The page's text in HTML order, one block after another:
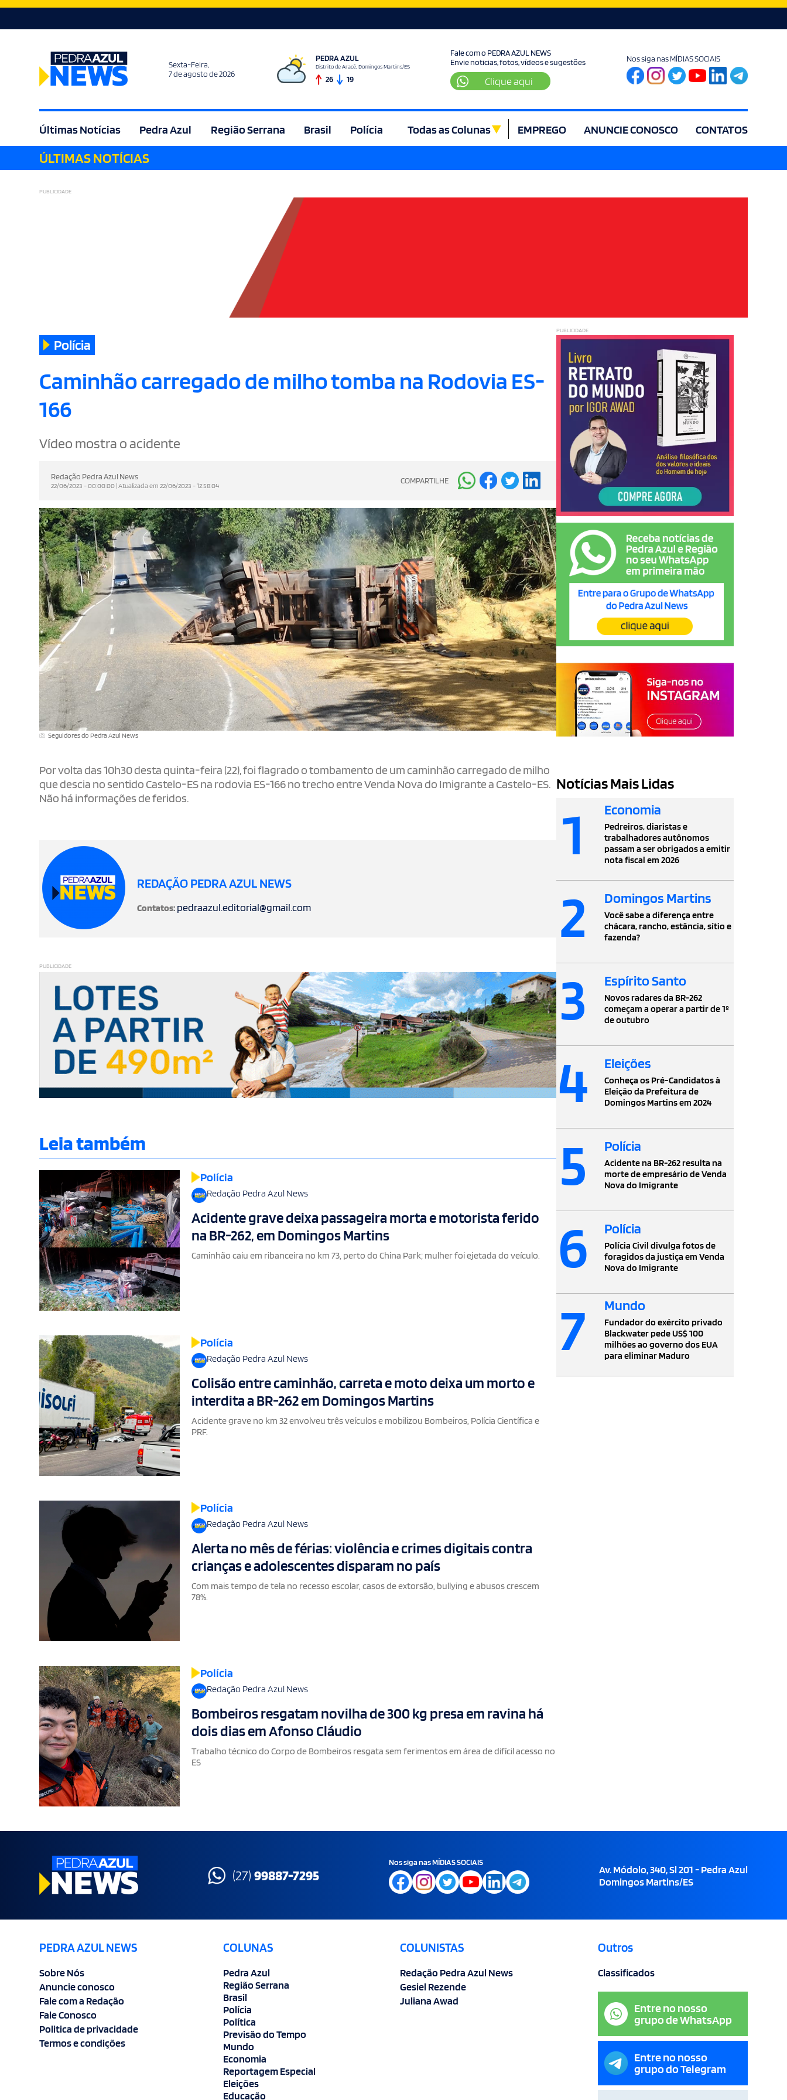
Sexta-Feira,
7 de agosto de 2026
PEDRA AZUL
Distrito de Aracê, Domingos Martins/ES
26 19
Fale com o PEDRA AZUL NEWS
Envie noticias, fotos, vídeos e sugestões
Clique aqui
Nos siga nas MÍDIAS SOCIAIS
Últimas Notícias Pedra Azul Região Serrana Brasil Polícia Todas as Colunas
Agricultura
EMPREGO ANUNCIE CONOSCO CONTATOS
ÚLTIMAS NOTÍCIAS
PUBLICIDADE
Polícia
Caminhão carregado de milho tomba na Rodovia ES-
166
Vídeo mostra o acidente
Redação Pedra Azul News
22/06/2023 - 00:00:00 | Atualizada em 22/06/2023 - 12:58:04 COMPARTILHE
Seguidores do Pedra Azul News
Por volta das 10h30 desta quinta-feira (22), foi flagrado o tombamento de um caminhão carregado de milho
que descia no sentido Castelo-ES na rodovia ES-166 no trecho entre Venda Nova do Imigrante a Castelo-ES.
Não há informações de feridos.
REDAÇÃO PEDRA AZUL NEWS
Contatos: pedraazul.editorial@gmail.com
PUBLICIDADE
Leia também
Polícia
Redação Pedra Azul News
Acidente grave deixa passageira morta e motorista ferido
na BR-262, em Domingos Martins
Caminhão caiu em ribanceira no km 73, perto do China Park; mulher foi ejetada do veículo.
Polícia
Redação Pedra Azul News
Colisão entre caminhão, carreta e moto deixa um morto e
interdita a BR-262 em Domingos Martins
Acidente grave no km 32 envolveu três veículos e mobilizou Bombeiros, Polícia Científica e
PRF.
Polícia
Redação Pedra Azul News
Alerta no mês de férias: violência e crimes digitais contra
crianças e adolescentes disparam no país
Com mais tempo de tela no recesso escolar, casos de extorsão, bullying e abusos crescem
78%.
Polícia
Redação Pedra Azul News
Bombeiros resgatam novilha de 300 kg presa em ravina há
dois dias em Afonso Cláudio
Trabalho técnico do Corpo de Bombeiros resgata sem ferimentos em área de difícil acesso no
ES
PUBLICIDADE
Notícias Mais Lidas
1 Economia
Pedreiros, diaristas e
trabalhadores autônomos
passam a ser obrigados a emitir
nota fiscal em 2026
2 Domingos Martins
Você sabe a diferença entre
chácara, rancho, estância, sítio e
fazenda?
3 Espírito Santo
Novos radares da BR-262
começam a operar a partir de 1º
de outubro
4 Eleições
Conheça os Pré-Candidatos à
Eleição da Prefeitura de
Domingos Martins em 2024
5 Polícia
Acidente na BR-262 resulta na
morte de empresário de Venda
Nova do Imigrante
6 Polícia
Polícia Civil divulga fotos de
foragidos da justiça em Venda
Nova do Imigrante
7 Mundo
Fundador do exército privado
Blackwater pede US$ 100
milhões ao governo dos EUA
para eliminar Maduro
(27) 99887-7295
Nos siga nas MÍDIAS SOCIAIS
Av. Módolo, 340, Sl 201 - Pedra Azul
Domingos Martins/ES
PEDRA AZUL NEWS
Sobre Nós
Anuncie conosco
Fale com a Redação
Fale Conosco
Politica de privacidade
Termos e condições
COLUNAS
Pedra Azul
Região Serrana
Brasil
Polícia
Política
Previsão do Tempo
Mundo
Economia
Reportagem Especial
Eleições
Educação
COLUNISTAS
Redação Pedra Azul News
Gesiel Rezende
Juliana Awad
Outros
Classificados
Entre no nosso
grupo de WhatsApp
Entre no nosso
grupo do Telegram